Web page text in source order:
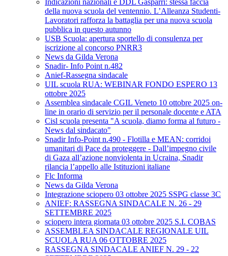
Indicazioni nazionali e DDL Gasparri: stessa faccia
della nuova scuola del ventennio. L’Alleanza Studenti-
Lavoratori rafforza la battaglia per una nuova scuola
pubblica in questo autunno
USB Scuola: apertura sportello di consulenza per
iscrizione al concorso PNRR3
News da Gilda Verona
Snadir- Info Point n.482
Anief-Rassegna sindacale
UIL scuola RUA: WEBINAR FONDO ESPERO 13
ottobre 2025
Assemblea sindacale CGIL Veneto 10 ottobre 2025 on-
line in orario di servizio per il personale docente e ATA
Cisl scuola presenta "A scuola, diamo forma al futuro -
News dal sindacato"
Snadir Info-Point n.490 - Flotilla e MEAN: corridoi
umanitari di Pace da proteggere - Dall’impegno civile
di Gaza all’azione nonviolenta in Ucraina, Snadir
rilancia l’appello alle Istituzioni italiane
Flc Informa
News da Gilda Verona
Integrazione sciopero 03 ottobre 2025 SSPG classe 3C
ANIEF: RASSEGNA SINDACALE N. 26 - 29
SETTEMBRE 2025
sciopero intera giornata 03 ottobre 2025 S.I. COBAS
ASSEMBLEA SINDACALE REGIONALE UIL
SCUOLA RUA 06 OTTOBRE 2025
RASSEGNA SINDACALE ANIEF N. 29 - 22